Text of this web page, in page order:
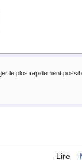
le plus rapidement
Lire